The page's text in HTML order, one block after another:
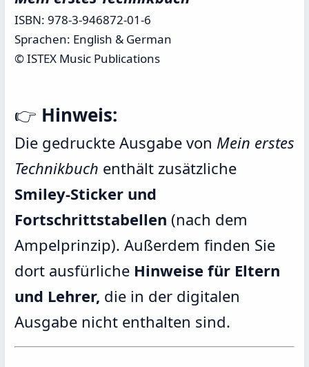
ISBN: 978-3-946872-01-6
Sprachen: English & German
© ISTEX Music Publications
👉 Hinweis:
Die gedruckte Ausgabe von Mein erstes
Technikbuch enthält zusätzliche
Smiley-Sticker und
Fortschrittstabellen (nach dem
Ampelprinzip). Außerdem finden Sie
dort ausfürliche Hinweise für Eltern
und Lehrer, die in der digitalen
Ausgabe nicht enthalten sind.